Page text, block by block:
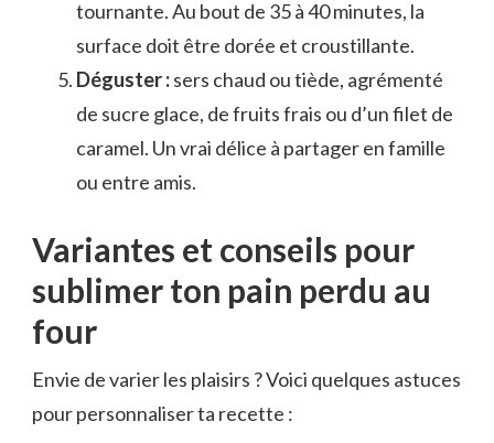
tournante. Au bout de 35 à 40 minutes, la
surface doit être dorée et croustillante.
Déguster :sers chaud ou tiède, agrémenté
de sucre glace, de fruits frais ou d’un filet de
caramel. Un vrai délice à partager en famille
ou entre amis.
Variantes et conseils pour
sublimer ton pain perdu au
four
Envie de varier les plaisirs ? Voici quelques astuces
pour personnaliser ta recette :